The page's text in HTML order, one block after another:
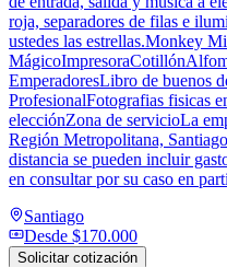
roja, separadores de filas e
ustedes las estrellas.Monkey
EmperadoresLibro de buenos
ProfesionalFotografias fisicas
elecciónZona de servicioLa
Región Metropolitana,
distancia se pueden incluir
en consultar por su caso en
Santiago
Desde $170.000
Solicitar cotización